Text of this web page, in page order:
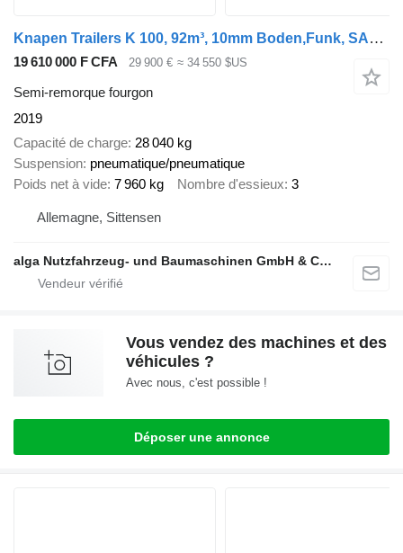
Knapen Trailers K 100, 92m³, 10mm Boden,Funk, SAF, Luft-Lift
19 610 000 F CFA 29 900 € ≈ 34 550 $US
Semi-remorque fourgon
2019
Capacité de charge 28 040 kg
Suspension pneumatique/pneumatique
Poids net à vide 7 960 kg Nombre d'essieux 3
Allemagne, Sittensen
alga Nutzfahrzeug- und Baumaschinen GmbH & Co. KG
Vous vendez des machines et des
véhicules ?
Avec nous, c'est possible !
Déposer une annonce